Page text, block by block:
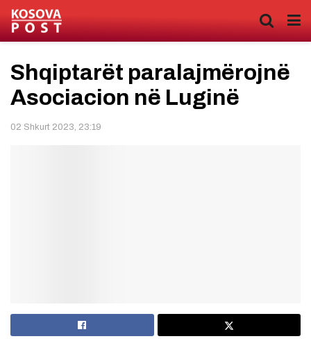
Shqiptarët paralajmërojnë
Asociacion në Luginë
02 Shkurt 2023, 23:19